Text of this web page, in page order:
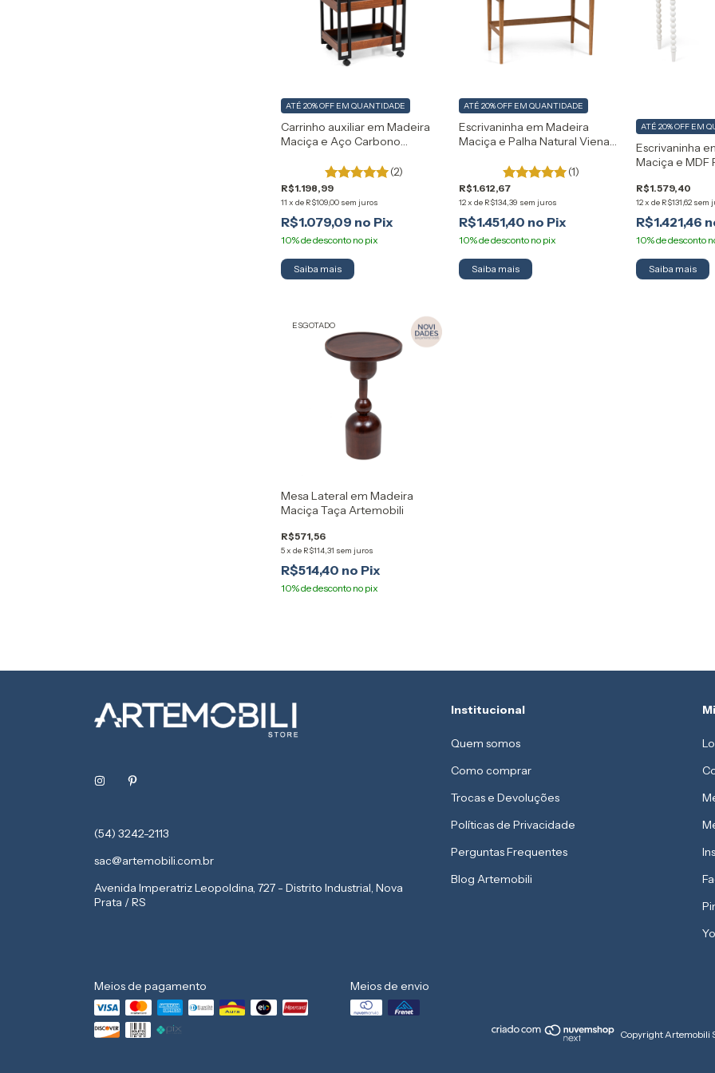
Carrinho auxiliar em Madeira
Maciça e Aço Carbono
(2)
R$1.198,99
11 xde R$109,00 sem juros
ATÉ 20% OFF EM QUANTIDADE
R$1.079,09
Saiba mais
Escrivaninha em Madeira
Maciça e Palha Natural Viena
(1)
R$1.612,67
12x de R$134,39 sem juros
ATÉ 20% OFF EM QUANTIDADE
R$1.451,40
Saiba mais
Escrivaninha
Maciça e MDF
R$1.579,40
12xde R$131,62 sem
ATÉ 20% OFF EM
R$1.421,46
Saiba mais
ESGOTADO
Mesa Lateral em Madeira
Maciça Taça Artemobili
R$571,56
5xde R$114,31 sem juros
R$514,40
(54) 3242-2113
sac@artemobili.com.br
Avenida Imperatriz Leopoldina, 727 - Distrito Industrial, Nova
Prata / RS
Institucional
Quem somos
Como comprar
Trocas e Devoluções
Políticas de Privacidade
Perguntas Frequentes
Blog Artemobili
Meios de pagamento Meios de envio
Copyright Artemobili